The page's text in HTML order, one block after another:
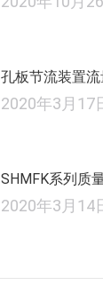
孔板节流装置
2020年3月17
SHMFK系列质
2020年3月14